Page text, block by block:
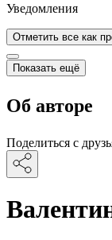
Уведомления
Отметить все как
Показать ещё
Об авторе
Поделиться с